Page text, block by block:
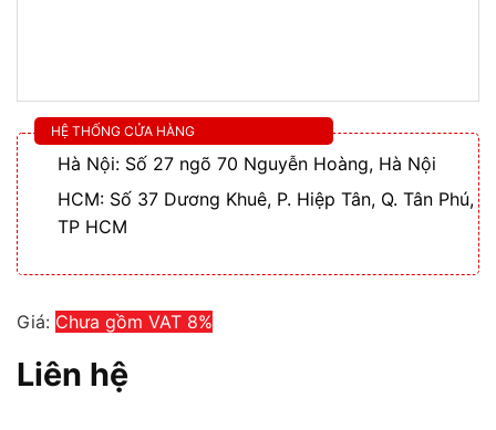
HỆ THỐNG CỬA HÀNG
Hà Nội: Số 27 ngõ 70 Nguyễn Hoàng, Hà Nội
HCM: Số 37 Dương Khuê, P. Hiệp Tân, Q. Tân Phú,
TP HCM
Giá: Chưa gồm VAT 8%
Liên hệ